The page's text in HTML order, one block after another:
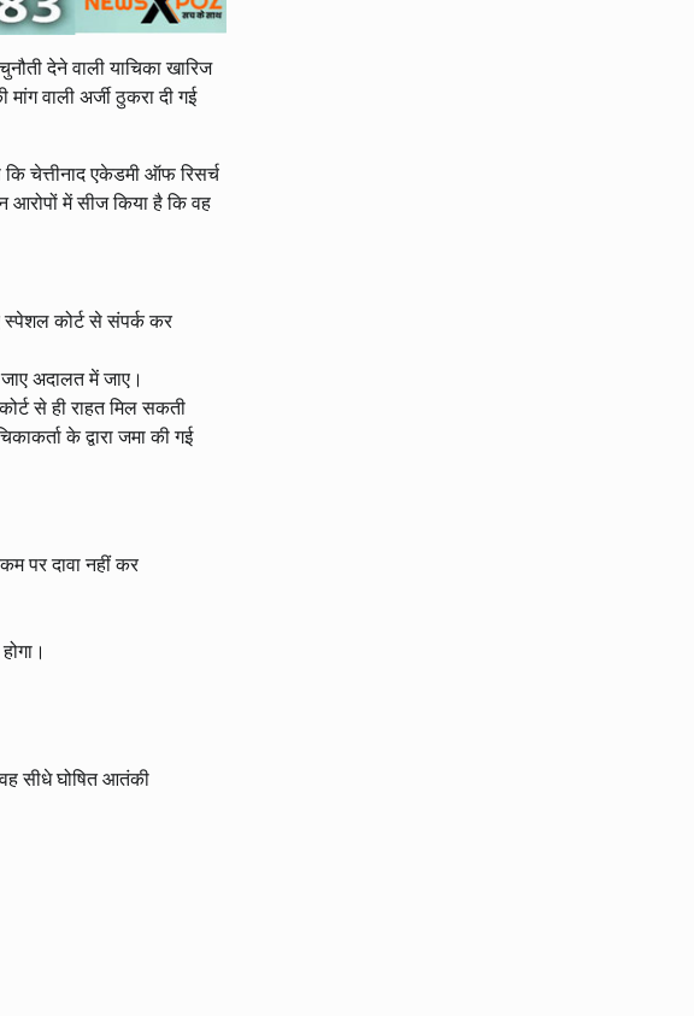
देने वाली याचिका खारिज
वाली अर्जी ठुकरा दी गई
चेत्तीनाद एकेडमी ऑफ रिसर्च
आरोपों में सीज किया है कि वह
स्पेशल कोर्ट से संपर्क कर
अदालत में जाए।
से ही राहत मिल सकती
के द्वारा जमा की गई
पर दावा नहीं कर
सीधे घोषित आतंकी